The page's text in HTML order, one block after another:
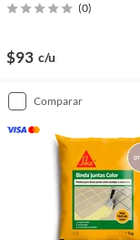
(0)
$93 c/u
comparar